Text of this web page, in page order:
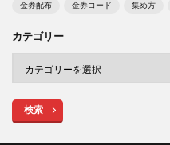
金券配布 金券コード 集め方
カテゴリー
検索